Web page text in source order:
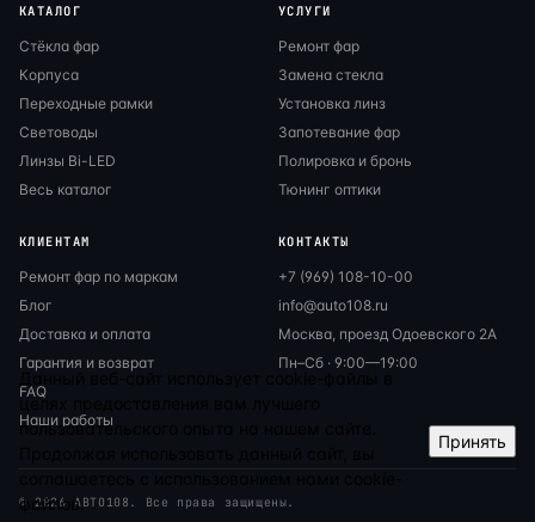
КАТАЛОГ
Стёкла фар
Корпуса
Переходные рамки
Световоды
Линзы Bi-LED
Весь каталог
УСЛУГИ
Ремонт фар
Замена стекла
Установка линз
Запотевание фар
Полировка и бронь
Тюнинг оптики
КЛИЕНТАМ
Ремонт фар по маркам
Блог
Доставка и оплата
Гарантия и возврат
FAQ
Наши работы
КОНТАКТЫ
+7 (969) 108-10-00
info@auto108.ru
Москва, проезд Одоевского 2А
Пн–Сб · 9:00—19:00
© 2026 АВТО108. Все права защищены.
Данный веб-сайт использует cookie-файлы в
целях предоставления вам лучшего
пользовательского опыта на нашем сайте.
файлов.
Принять